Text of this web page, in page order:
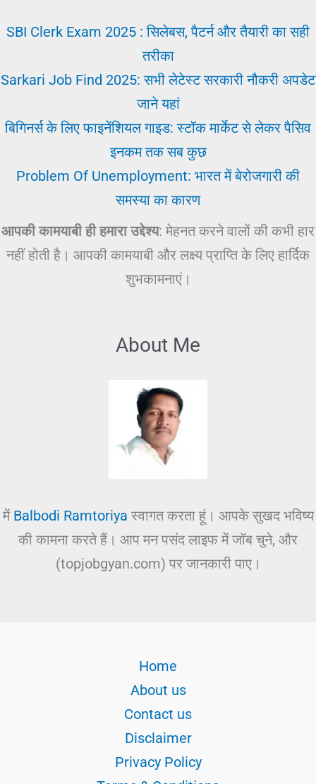
SBI Clerk Exam 2025 : सिलेबस, पैटर्न और तैयारी का सही
तरीका
Sarkari Job Find 2025: सभी लेटेस्ट सरकारी नौकरी अपडेट
जाने यहां
बिगिनर्स के लिए फाइनेंशियल गाइड: स्टॉक मार्केट से लेकर पैसिव
इनकम तक सब कुछ
Problem Of Unemployment: भारत में बेरोजगारी की
समस्या का कारण
आपकी कामयाबी ही हमारा उद्देश्य: मेहनत करने वालों की कभी हार
नहीं होती है। आपकी कामयाबी और लक्ष्य प्राप्ति के लिए हार्दिक
शुभकामनाएं।
About Me
में Balbodi Ramtoriya स्वागत करता हूं। आपके सुखद भविष्य
की कामना करते हैं। आप मन पसंद लाइफ में जॉब चुने, और
(topjobgyan.com) पर जानकारी पाए।
Home
About us
Contact us
Disclaimer
Privacy Policy